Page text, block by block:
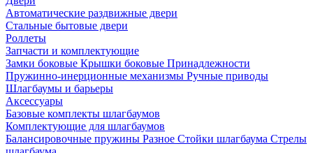
Автоматические раздвижные двери
Стальные бытовые двери
Роллеты
Запчасти и комплектующие
Замки боковые Крышки боковые Принадлежности
Пружинно-инерционные механизмы Ручные приводы
Шлагбаумы и барьеры
Аксессуары
Базовые комплекты шлагбаумов
Комплектующие для шлагбаумов
Балансировочные пружины Разное Стойки шлагбаума Стрелы